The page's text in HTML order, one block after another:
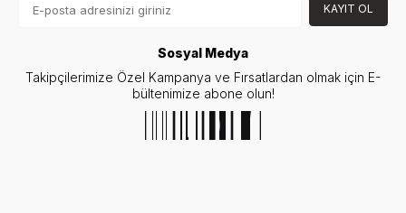
KAYIT OL
Sosyal Medya
Takipçilerimize Özel Kampanya ve Fırsatlardan olmak için E-
bültenimize abone olun!